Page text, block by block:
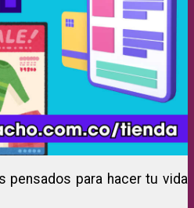
para hacer tu vida